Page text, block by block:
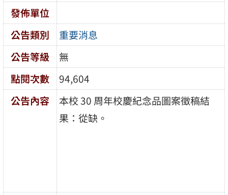
發佈單位
公告類別
重要消息
公告等級
無
點閱次數
94,604
公告內容
本校 30 周年校慶紀念品圖案徵稿結
果：從缺。